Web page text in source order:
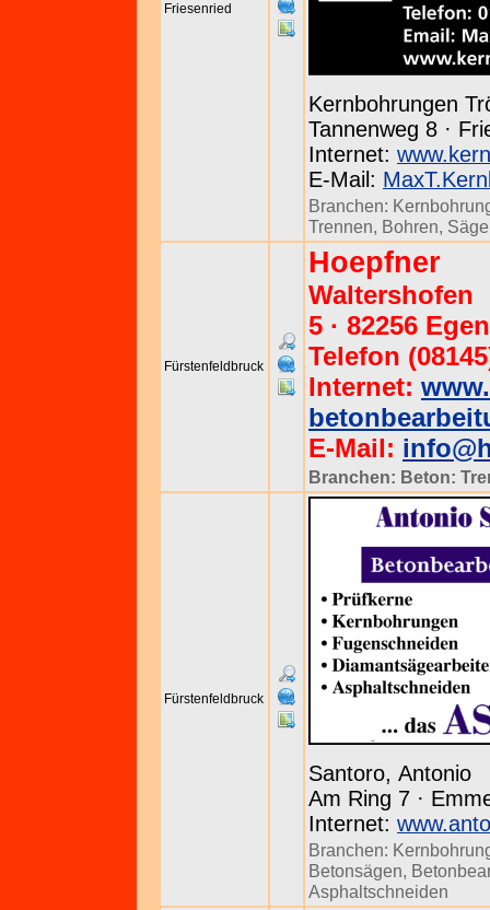
Friesenried
Kernbohrungen
Tannenweg 8 ·
Internet:
E-Mail:
Branchen:
Trennen, Bohren,
Fürstenfeldbruck
Hoepfner
Waltershofen
5 · 82256
Telefon
Internet:
E-Mail:
Branchen: Beton:
Fürstenfeldbruck
Santoro, Antonio
Am Ring 7 ·
Internet:
Branchen:
Betonsägen,
Asphaltschneiden